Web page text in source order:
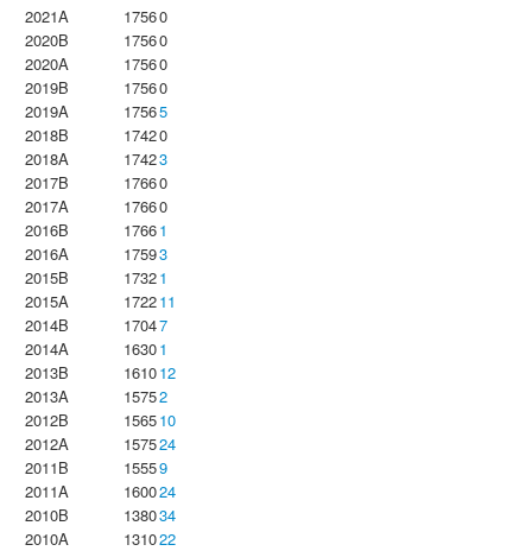
2021A
17560
2020B
17560
2020A
17560
2019B
17560
2019A
17565
2018B
17420
2018A
17423
2017B
17660
2017A
17660
2016B
17661
2016A
17593
2015B
17321
2015A
172211
2014B
17047
2014A
16301
2013B
161012
2013A
15752
2012B
156510
2012A
157524
2011B
15559
2011A
160024
2010B
138034
2010A
131022